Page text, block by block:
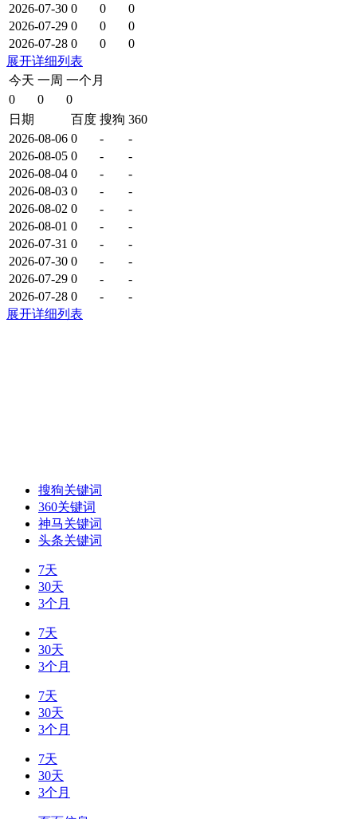
2026-07-30 0 0
0
2026-07-29 0 0
0
2026-07-28 0 0
0
展开详细列表
今天 一周 一个月
0
0
0
日期
百度 搜狗 360
2026-08-06 0 -
-
2026-08-05 0 -
-
2026-08-04 0 -
-
2026-08-03 0 -
-
2026-08-02 0 -
-
2026-08-01 0 -
-
2026-07-31 0 -
-
2026-07-30 0 -
-
2026-07-29 0 -
-
2026-07-28 0 -
-
展开详细列表
搜狗关键词
360关键词
神马关键词
头条关键词
7天
30天
3个月
7天
30天
3个月
7天
30天
3个月
7天
30天
3个月